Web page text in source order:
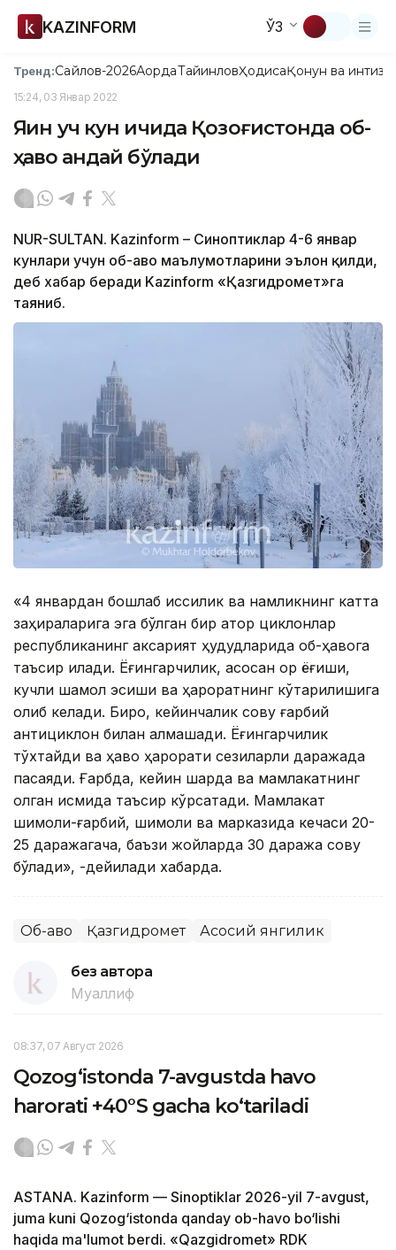
KAZINFORM ЎЗ
Тренд:Сайлов-2026АқордаТайинловҲодисаҚонун ва
15:24, 03 Январ 2022
Яқин уч кун ичида Қозоғистонда об-
ҳаво қандай бўлади
NUR-SULTAN. Kazinform – Синоптиклар 4-6 январ
кунлари учун об-ҳаво маълумотларини эълон қилди,
деб хабар беради Kazinform «Қазгидромет»га
таяниб.
«4 январдан бошлаб иссиқлик ва намликнинг катта
заҳираларига эга бўлган бир қатор циклонлар
республиканинг аксарият ҳудудларида об-ҳавога
таъсир қилади. Ёғингарчилик, асосан қор ёғиши,
кучли шамол эсиши ва ҳароратнинг кўтарилишига
олиб келади. Бироқ, кейинчалик совуқ ғарбий
антициклон билан алмашади. Ёғингарчилик
тўхтайди ва ҳаво ҳарорати сезиларли даражада
пасаяди. Ғарбда, кейин шарқда ва мамлакатнинг
қолган қисмида таъсир кўрсатади. Мамлакат
шимоли-ғарбий, шимоли ва марказида кечаси 20-
25 даражагача, баъзи жойларда 30 даража совуқ
бўлади», -дейилади хабарда.
Об-ҳаво Қазгидромет Асосий янгилик
без автора
Муаллиф
08:37, 07 Август 2026
Qozog‘istonda 7-avgustda havo
harorati +40°S gacha ko‘tariladi
ASTANA. Kazinform — Sinoptiklar 2026-yil 7-avgust,
juma kuni Qozog‘istonda qanday ob-havo bo‘lishi
haqida ma'lumot berdi. «Qazgidromet» RDK